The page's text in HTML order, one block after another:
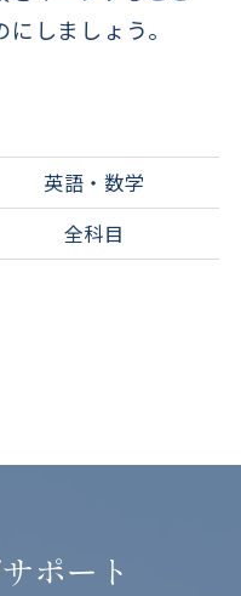
しましょう。
英語・数学
全科目
ポート